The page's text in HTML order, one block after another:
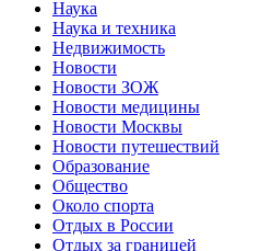
Наука
Наука и техника
Недвижимость
Новости
Новости ЗОЖ
Новости медицины
Новости Москвы
Новости путешествий
Образование
Общество
Около спорта
Отдых в России
Отдых за границей